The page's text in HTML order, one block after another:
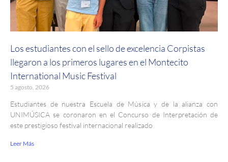
Los estudiantes con el sello de excelencia Corpistas
llegaron a los primeros lugares en el Montecito
International Music Festival
5 agosto, 2026
Estudiantes de nuestra Escuela de Música y de la alianza con
UNIMÚSICA se coronaron en el Concurso de Interpretación de
este prestigioso festival internacional realizado
Leer Más